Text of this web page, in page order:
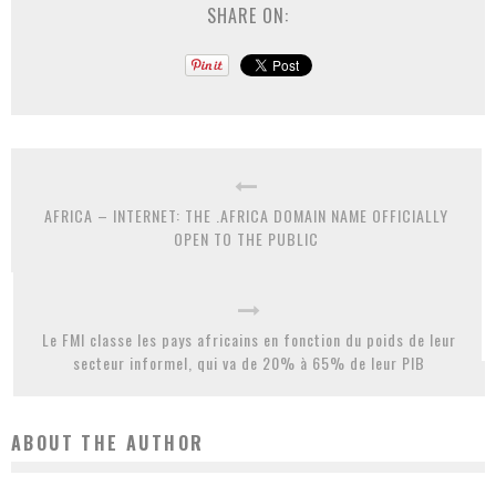
SHARE ON:
AFRICA – INTERNET: THE .AFRICA DOMAIN NAME OFFICIALLY
OPEN TO THE PUBLIC
Le FMI classe les pays africains en fonction du poids de leur
secteur informel, qui va de 20% à 65% de leur PIB
ABOUT THE AUTHOR